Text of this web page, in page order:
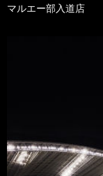
マルエー部入道店